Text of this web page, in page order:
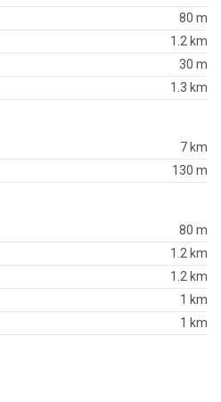
80 m
1.2 km
30 m
1.3 km
7 km
130 m
80 m
1.2 km
1.2 km
1 km
1 km